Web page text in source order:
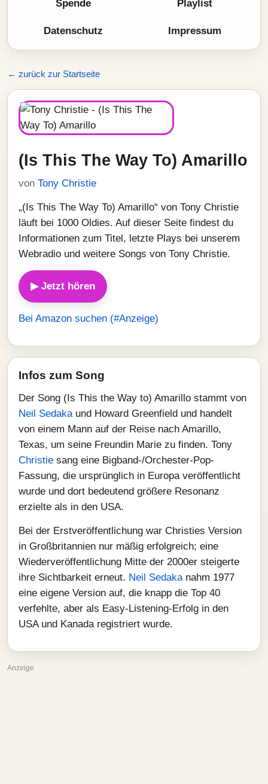
Spende Playlist
Datenschutz Impressum
← zurück zur Startseite
(Is This The Way To) Amarillo
von Tony Christie
„(Is This The Way To) Amarillo“ von Tony Christie
läuft bei 1000 Oldies. Auf dieser Seite findest du
Informationen zum Titel, letzte Plays bei unserem
Webradio und weitere Songs von Tony Christie.
▶ Jetzt hören
Bei Amazon suchen (#Anzeige)
Infos zum Song
Der Song (Is This the Way to) Amarillo stammt von
Neil Sedakaund Howard Greenfield und handelt
von einem Mann auf der Reise nach Amarillo,
Texas, um seine Freundin Marie zu finden. Tony
Christie sang eine Bigband-/Orchester-Pop-
Fassung, die ursprünglich in Europa veröffentlicht
wurde und dort bedeutend größere Resonanz
erzielte als in den USA.
Bei der Erstveröffentlichung war Christies Version
in Großbritannien nur mäßig erfolgreich; eine
Wiederveröffentlichung Mitte der 2000er steigerte
ihre Sichtbarkeit erneut. Neil Sedakanahm 1977
eine eigene Version auf, die knapp die Top 40
verfehlte, aber als Easy-Listening-Erfolg in den
USA und Kanada registriert wurde.
Anzeige